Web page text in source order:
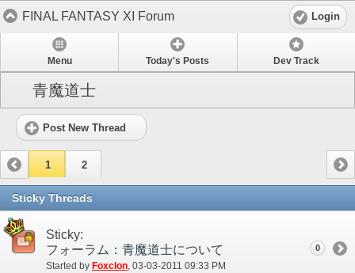
FINAL FANTASY XI Forum Login
Menu Today's Posts Dev Track
青魔道士
Post New Thread
1 2
Sticky Threads
Sticky:
フォーラム：青魔道士について
Started by Foxclon‎, 03-03-2011 09:33 PM
0